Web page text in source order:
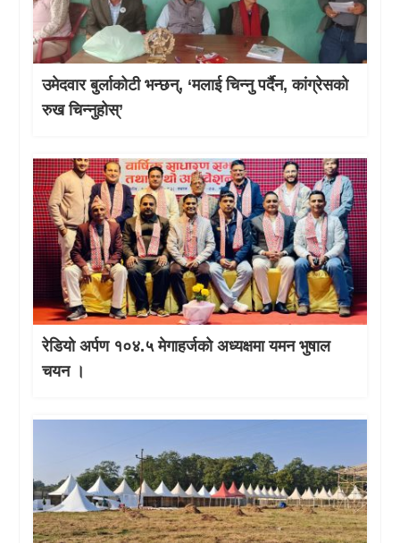
उमेदवार बुर्लाकोटी भन्छन्, ‘मलाई चिन्नु पर्दैन, कांग्रेसको
रुख चिन्नुहोस्’
रेडियो अर्पण १०४.५ मेगाहर्जको अध्यक्षमा यमन भुषाल
चयन ।